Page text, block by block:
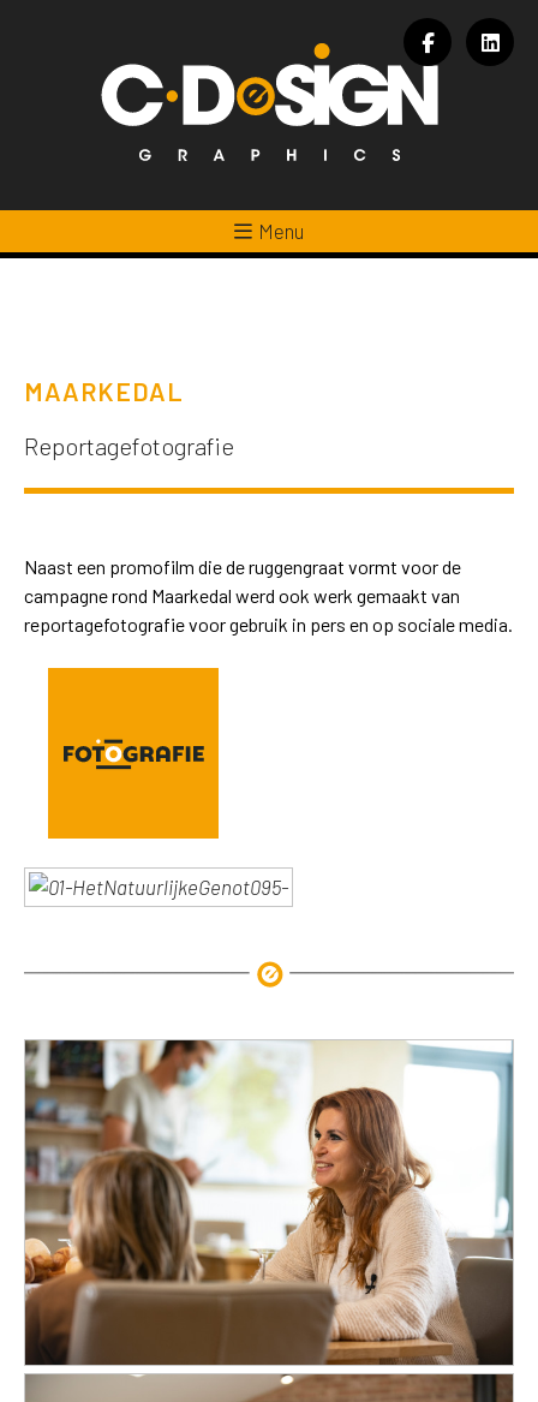
Menu
MAARKEDAL
Reportagefotografie
Naast een promofilm die de ruggengraat vormt voor de
campagne rond Maarkedal werd ook werk gemaakt van
reportagefotografie voor gebruik in pers en op sociale media.